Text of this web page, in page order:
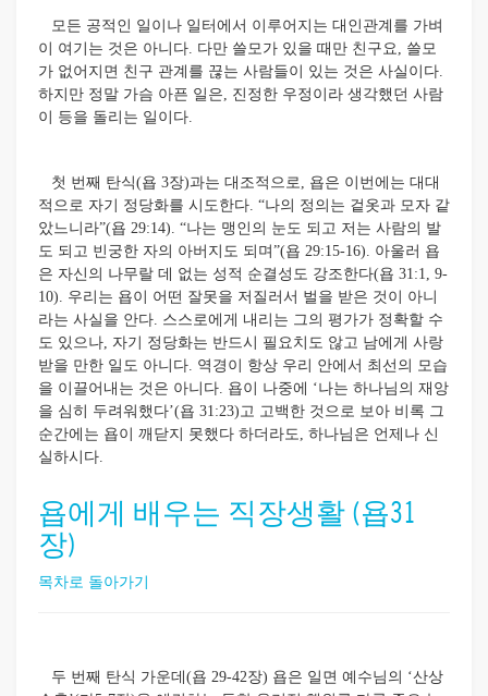
모든 공적인 일이나 일터에서 이루어지는 대인관계를 가벼
이 여기는 것은 아니다. 다만 쓸모가 있을 때만 친구요, 쓸모
가 없어지면 친구 관계를 끊는 사람들이 있는 것은 사실이다.
하지만 정말 가슴 아픈 일은, 진정한 우정이라 생각했던 사람
이 등을 돌리는 일이다.
첫 번째 탄식(욥 3장)과는 대조적으로, 욥은 이번에는 대대
적으로 자기 정당화를 시도한다. “나의 정의는 겉옷과 모자 같
았느니라”(욥 29:14). “나는 맹인의 눈도 되고 저는 사람의 발
도 되고 빈궁한 자의 아버지도 되며”(욥 29:15-16). 아울러 욥
은 자신의 나무랄 데 없는 성적 순결성도 강조한다(욥 31:1, 9-
10). 우리는 욥이 어떤 잘못을 저질러서 벌을 받은 것이 아니
라는 사실을 안다. 스스로에게 내리는 그의 평가가 정확할 수
도 있으나, 자기 정당화는 반드시 필요치도 않고 남에게 사랑
받을 만한 일도 아니다. 역경이 항상 우리 안에서 최선의 모습
을 이끌어내는 것은 아니다. 욥이 나중에 ‘나는 하나님의 재앙
을 심히 두려워했다’(욥 31:23)고 고백한 것으로 보아 비록 그
순간에는 욥이 깨닫지 못했다 하더라도, 하나님은 언제나 신
실하시다.
욥에게 배우는 직장생활 (욥31
장)
목차로 돌아가기
두 번째 탄식 가운데(욥 29-42장) 욥은 일면 예수님의 ‘산상